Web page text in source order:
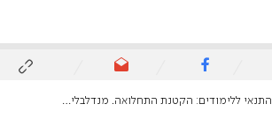
התנאי ללימודים: הקטנת התחלואה. מנדלבליט מכין 'צו עוקף שאשא ביטון'